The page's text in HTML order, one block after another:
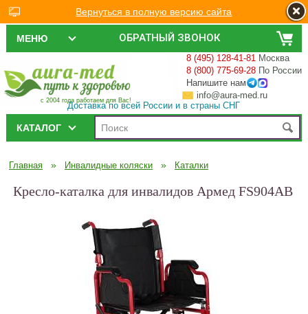
ОБРАТНЫЙ ЗВОНОК
МЕНЮ
с 2004 года работаем для Вас!
8 (495) 128-41-81 Москва
8 (800) 775-69-28 По России
Напишите нам
info@aura-med.ru
Доставка по всей России и в страны СНГ
КАТАЛОГ
Главная » Инвалидные коляски » Каталки
Кресло-каталка для инвалидов Армед FS904AB
Вернуться в полную версию сайта